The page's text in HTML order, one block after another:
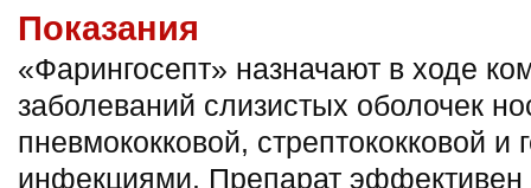
Показания
«Фарингосепт» назначают в ходе
заболеваний слизистых оболочек
пневмококковой, стрептококковой и
инфекциями. Препарат эффективен